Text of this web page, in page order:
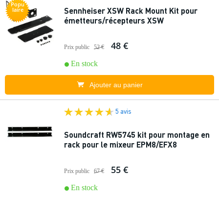
Popu
laire
Sennheiser XSW Rack Mount Kit pour
émetteurs/récepteurs XSW
Prix public 52 € 48 €
En stock
Ajouter au panier
5 avis
Soundcraft RW5745 kit pour montage en
rack pour le mixeur EPM8/EFX8
Prix public 67 € 55 €
En stock